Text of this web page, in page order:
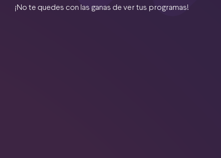
¡No te quedes con las ganas de ver tus programas!